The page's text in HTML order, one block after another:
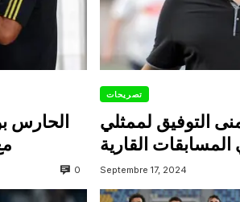
الحارس
0
تصريحات
التوفيق لممثلي
Septembre 17, 2024